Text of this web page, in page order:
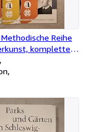
Reihe
kompletter
[6 Hefte].